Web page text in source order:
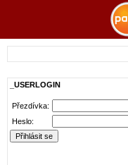
_USERLOGIN
Přezdívka:
Heslo: